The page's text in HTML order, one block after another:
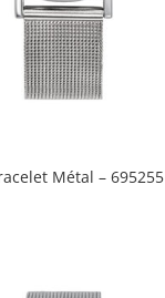
Métal – 695255